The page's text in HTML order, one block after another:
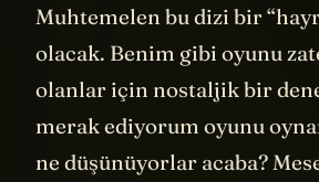
düşüncem... Neyse birazdan
Muhtemelen bu dizi bir
olacak. Benim gibi oyunu
olanlar için nostaljik bir
merak ediyorum oyunu